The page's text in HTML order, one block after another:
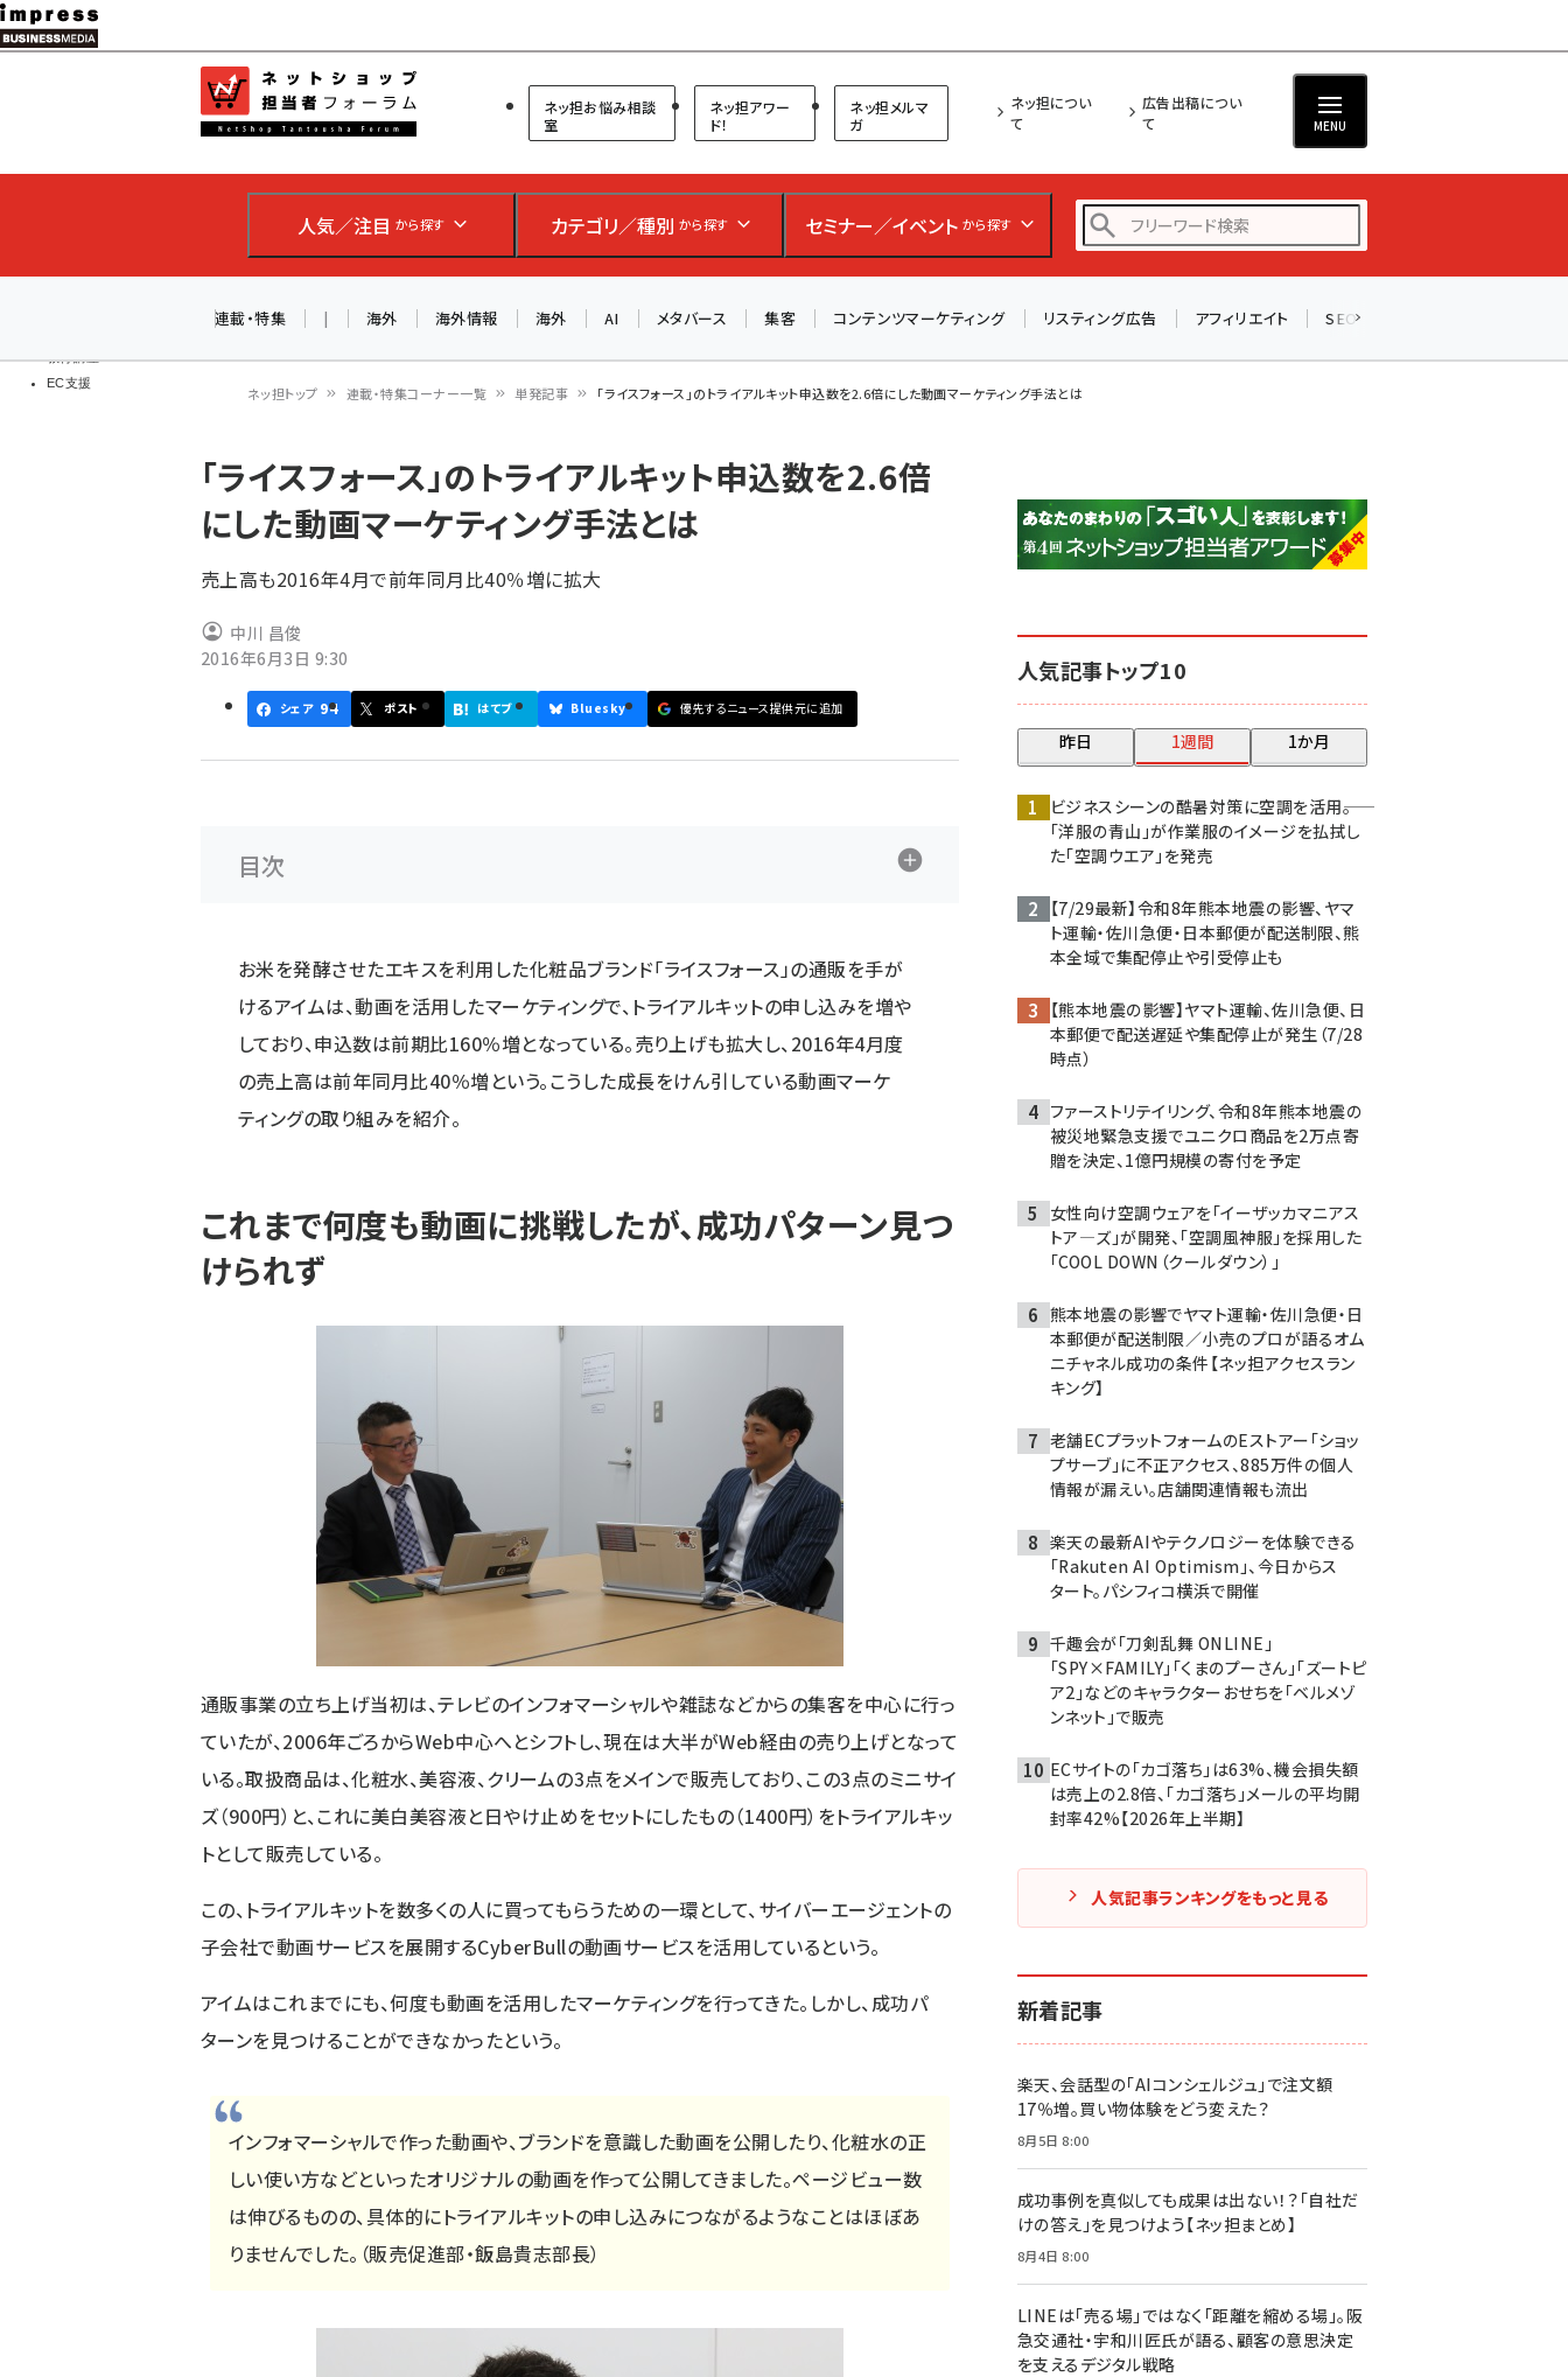
メ
イ
ン
ツ
移
教育講座
EC支援
ネットショップ担当者フォーラム
ネッ担お悩み相談
室
ネッ担アワー
ド！
ネッ担メルマ
ガ
ネッ担につい
て
広告出稿につい
て
MENU
人気／注目 から探す カテゴリ／種別 から探す セミナー／イベント から探す
アスクル (1112)
base (1068)
連載・特集 | 海外 海外情報 海外 AI メタバース 集客 コンテンツマーケティング リスティング広告 アフィリエイト SEO
ン
く
ず
ネッ担トップ 連載・特集コーナー一覧 単発記事 「ライスフォース」のトライアルキット申込数を2.6倍にした動画マーケティング手法とは
「ライスフォース」のトライアルキット申込数を2.6倍
にした動画マーケティング手法とは
売上高も2016年4月で前年同月比40％増に拡大
中川 昌俊
2016年6月3日 9:30
シェア 94 ポスト はてブ Bluesky 優先するニュース提供元に追加
目次
お米を発酵させたエキスを利用した化粧品ブランド「ライスフォース」の通販を手が
けるアイムは、動画を活用したマーケティングで、トライアルキットの申し込みを増や
しており、申込数は前期比160％増となっている。売り上げも拡大し、2016年4月度
の売上高は前年同月比40％増という。こうした成長をけん引している動画マーケ
ティングの取り組みを紹介。
これまで何度も動画に挑戦したが、成功パターン見つ
けられず
通販事業の立ち上げ当初は、テレビのインフォマーシャルや雑誌などからの集客を中心に行っ
ていたが、2006年ごろからWeb中心へとシフトし、現在は大半がWeb経由の売り上げとなって
いる。取扱商品は、化粧水、美容液、クリームの3点をメインで販売しており、この3点のミニサイ
ズ（900円）と、これに美白美容液と日やけ止めをセットにしたもの（1400円）をトライアルキッ
トとして販売している。
この、トライアルキットを数多くの人に買ってもらうための一環として、サイバーエージェントの
子会社で動画サービスを展開するCyberBullの動画サービスを活用しているという。
アイムはこれまでにも、何度も動画を活用したマーケティングを行ってきた。しかし、成功パ
ターンを見つけることができなかったという。
インフォマーシャルで作った動画や、ブランドを意識した動画を公開したり、化粧水の正
しい使い方などといったオリジナルの動画を作って公開してきました。ページビュー数
は伸びるものの、具体的にトライアルキットの申し込みにつながるようなことはほぼあ
りませんでした。（販売促進部・飯島貴志部長）
人気記事トップ10
昨日 1週間 1か月
ビジネスシーンの酷暑対策に空調を活用――。
「洋服の青山」が作業服のイメージを払拭し
た「空調ウエア」を発売
【7/29最新】令和8年熊本地震の影響、ヤマ
ト運輸・佐川急便・日本郵便が配送制限、熊
本全域で集配停止や引受停止も
【熊本地震の影響】ヤマト運輸、佐川急便、日
本郵便で配送遅延や集配停止が発生（7/28
時点）
ファーストリテイリング、令和8年熊本地震の
被災地緊急支援でユニクロ商品を2万点寄
贈を決定、1億円規模の寄付を予定
女性向け空調ウェアを「イーザッカマニアス
トア―ズ」が開発、「空調風神服」を採用した
「COOL DOWN（クールダウン）」
熊本地震の影響でヤマト運輸・佐川急便・日
本郵便が配送制限／小売のプロが語るオム
ニチャネル成功の条件【ネッ担アクセスラン
キング】
老舗ECプラットフォームのEストアー「ショッ
プサーブ」に不正アクセス、885万件の個人
情報が漏えい。店舗関連情報も流出
楽天の最新AIやテクノロジーを体験できる
「Rakuten AI Optimism」、今日からス
タート。パシフィコ横浜で開催
千趣会が「刀剣乱舞 ONLINE」
「SPY×FAMILY」「くまのプーさん」「ズートピ
ア2」などのキャラクターおせちを「ベルメゾ
ンネット」で販売
ECサイトの「カゴ落ち」は63%、機会損失額
は売上の2.8倍、「カゴ落ち」メールの平均開
封率42%【2026年上半期】
人気記事ランキングをもっと見る
新着記事
楽天、会話型の「AIコンシェルジュ」で注文額
17％増。買い物体験をどう変えた？
8月5日 8:00
成功事例を真似しても成果は出ない！？「自社だ
けの答え」を見つけよう【ネッ担まとめ】
8月4日 8:00
LINEは「売る場」ではなく「距離を縮める場」。阪
急交通社・宇和川匠氏が語る、顧客の意思決定
を支えるデジタル戦略
アルペン、オイシックス、元UA責任者が登壇のリアルECセ
ミナー（8/26＠東京）【交流会も実施】